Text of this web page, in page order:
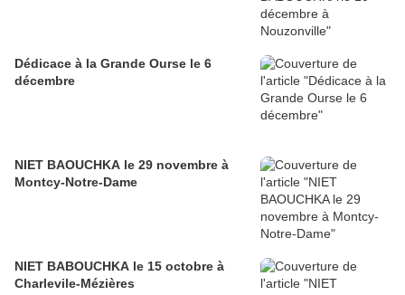
Dédicace à la Grande Ourse le 6
décembre
NIET BAOUCHKA le 29 novembre à
Montcy-Notre-Dame
NIET BABOUCHKA le 15 octobre à
Charlevile-Mézières